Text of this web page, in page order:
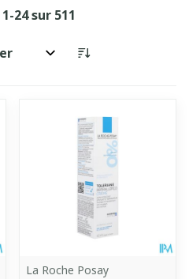
1-24sur 511
La Roche Posay